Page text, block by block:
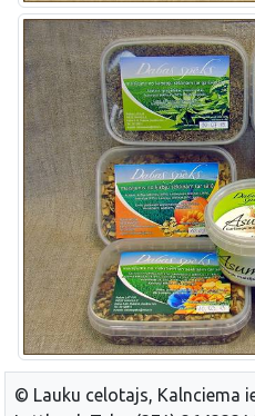
© Lauku celotajs, Kalnciema